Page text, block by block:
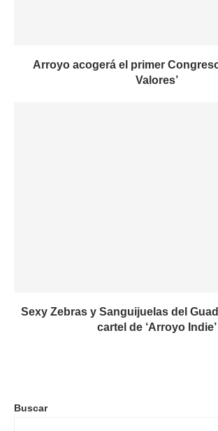
Arroyo acogerá el primer
Valores’
Sexy Zebras y Sanguijuelas del
cartel de ‘Arroyo Indie’
Buscar